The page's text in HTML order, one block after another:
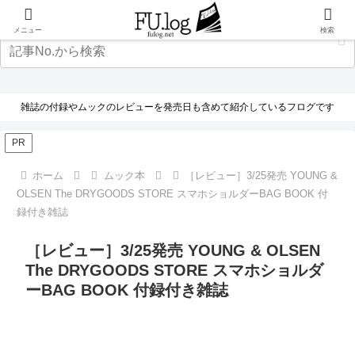
雑誌の付録やムックのレビューを発売日も含めて紹介しているフログです
PR
ホーム ムック本
［レビュー］3/25発売 YOUNG &
OLSEN The DRYGOODS STORE スマホショルダーBAG BOOK 付
録付き雑誌
［レビュー］3/25発売 YOUNG & OLSEN
The DRYGOODS STORE スマホショルダ
ーBAG BOOK 付録付き雑誌
メニュー 検索